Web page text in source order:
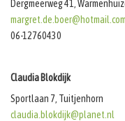
Dergmeerweg 41,
margret.de.boer@hotmail.com
06-12760430
Claudia Blokdijk
Sportlaan 7, Tuitjenhorn
claudia.blokdijk@planet.nl